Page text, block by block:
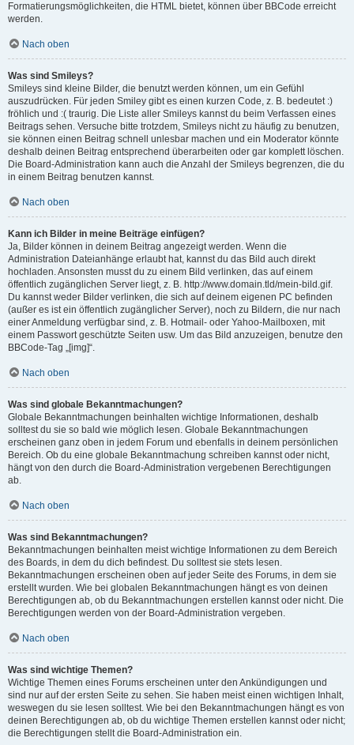
Formatierungsmöglichkeiten, die HTML bietet, können über BBCode erreicht
werden.
Nach oben
Was sind Smileys?
Smileys sind kleine Bilder, die benutzt werden können, um ein Gefühl
auszudrücken. Für jeden Smiley gibt es einen kurzen Code, z. B. bedeutet :)
fröhlich und :( traurig. Die Liste aller Smileys kannst du beim Verfassen eines
Beitrags sehen. Versuche bitte trotzdem, Smileys nicht zu häufig zu benutzen,
sie können einen Beitrag schnell unlesbar machen und ein Moderator könnte
deshalb deinen Beitrag entsprechend überarbeiten oder gar komplett löschen.
Die Board-Administration kann auch die Anzahl der Smileys begrenzen, die du
in einem Beitrag benutzen kannst.
Nach oben
Kann ich Bilder in meine Beiträge einfügen?
Ja, Bilder können in deinem Beitrag angezeigt werden. Wenn die
Administration Dateianhänge erlaubt hat, kannst du das Bild auch direkt
hochladen. Ansonsten musst du zu einem Bild verlinken, das auf einem
öffentlich zugänglichen Server liegt, z. B. http://www.domain.tld/mein-bild.gif.
Du kannst weder Bilder verlinken, die sich auf deinem eigenen PC befinden
(außer es ist ein öffentlich zugänglicher Server), noch zu Bildern, die nur nach
einer Anmeldung verfügbar sind, z. B. Hotmail- oder Yahoo-Mailboxen, mit
einem Passwort geschützte Seiten usw. Um das Bild anzuzeigen, benutze den
BBCode-Tag „[img]“.
Nach oben
Was sind globale Bekanntmachungen?
Globale Bekanntmachungen beinhalten wichtige Informationen, deshalb
solltest du sie so bald wie möglich lesen. Globale Bekanntmachungen
erscheinen ganz oben in jedem Forum und ebenfalls in deinem persönlichen
Bereich. Ob du eine globale Bekanntmachung schreiben kannst oder nicht,
hängt von den durch die Board-Administration vergebenen Berechtigungen
ab.
Nach oben
Was sind Bekanntmachungen?
Bekanntmachungen beinhalten meist wichtige Informationen zu dem Bereich
des Boards, in dem du dich befindest. Du solltest sie stets lesen.
Bekanntmachungen erscheinen oben auf jeder Seite des Forums, in dem sie
erstellt wurden. Wie bei globalen Bekanntmachungen hängt es von deinen
Berechtigungen ab, ob du Bekanntmachungen erstellen kannst oder nicht. Die
Berechtigungen werden von der Board-Administration vergeben.
Nach oben
Was sind wichtige Themen?
Wichtige Themen eines Forums erscheinen unter den Ankündigungen und
sind nur auf der ersten Seite zu sehen. Sie haben meist einen wichtigen Inhalt,
weswegen du sie lesen solltest. Wie bei den Bekanntmachungen hängt es von
deinen Berechtigungen ab, ob du wichtige Themen erstellen kannst oder nicht;
die Berechtigungen stellt die Board-Administration ein.